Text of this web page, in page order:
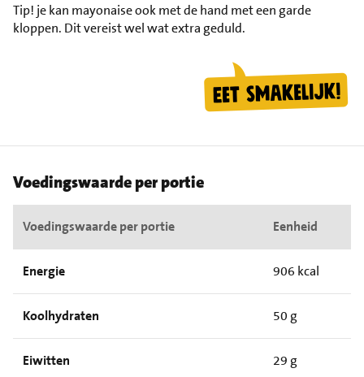
Tip! je kan mayonaise ook met de hand met een garde
kloppen. Dit vereist wel wat extra geduld.
Voedingswaarde per portie
Voedingswaarde per portie Eenheid
Energie 906 kcal
Koolhydraten 50 g
Eiwitten 29 g